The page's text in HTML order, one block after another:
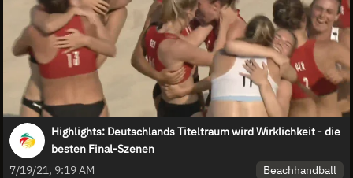
Highlights: Deutschlands Titeltraum wird Wirklichkeit - die
besten Final-Szenen
7/19/21, 9:19 AM
Beachhandball